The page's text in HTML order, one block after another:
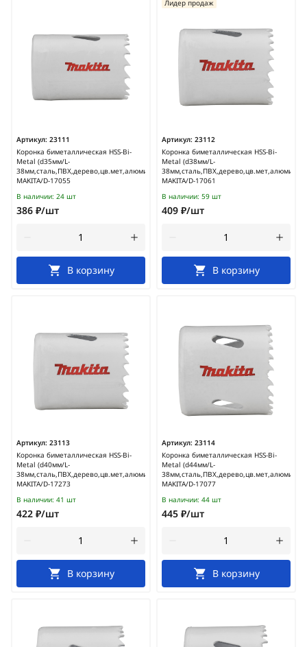
Артикул: 23111
Коронка биметаллическая HSS-Bi-
Metal (d35мм/L-
38мм,сталь,ПВХ,дерево,цв.мет,алюминий)
MAKITA/D-17055
В наличии: 24 шт
386 ₽/шт
В корзину
Артикул: 23112
Коронка биметаллическая HSS-Bi-
Metal (d38мм/L-
38мм,сталь,ПВХ,дерево,цв.мет,алюминий)
MAKITA/D-17061
Лидер продаж
В наличии: 59 шт
409 ₽/шт
В корзину
Артикул: 23113
Коронка биметаллическая HSS-Bi-
Metal (d40мм/L-
38мм,сталь,ПВХ,дерево,цв.мет,алюминий)
MAKITA/D-17273
В наличии: 41 шт
422 ₽/шт
В корзину
Артикул: 23114
Коронка биметаллическая HSS-Bi-
Metal (d44мм/L-
38мм,сталь,ПВХ,дерево,цв.мет,алюминий)
MAKITA/D-17077
В наличии: 44 шт
445 ₽/шт
В корзину